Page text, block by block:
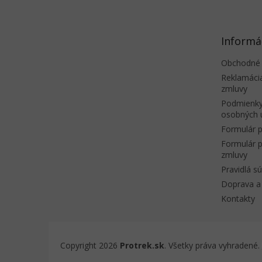
zmluvy
osobných
Formulár
Formulár
zmluvy
Pravidlá
Doprava
Kontakty
Copyright 2026 Protrek.sk. Všetky práva vyhradené.